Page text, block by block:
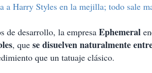
a Harry Styles en la mejilla; todo sale
de desarrollo, la empresa Ephemeral
, que se disuelven naturalmente
que un tatuaje clásico.